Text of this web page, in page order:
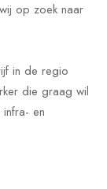
op zoek naar
in de regio
die graag wil
en